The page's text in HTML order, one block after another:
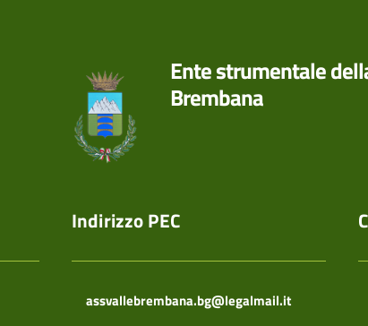
Ente strumentale
Brembana
Indirizzo PEC
assvallebrembana.bg@legalmail.it